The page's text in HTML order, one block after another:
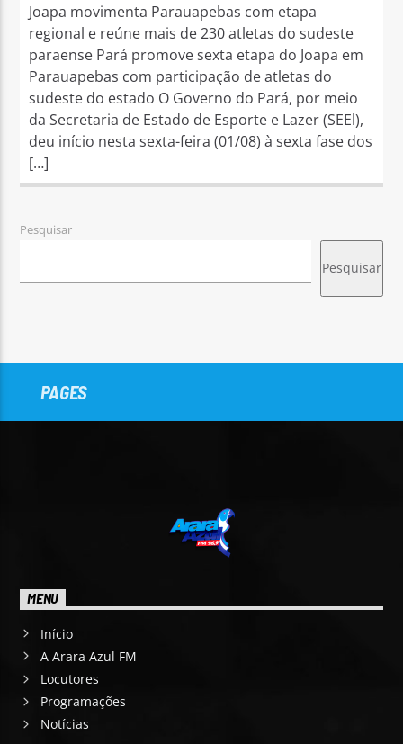
Joapa movimenta Parauapebas com etapa
regional e reúne mais de 230 atletas do sudeste
paraense Pará promove sexta etapa do Joapa em
Parauapebas com participação de atletas do
sudeste do estado O Governo do Pará, por meio
da Secretaria de Estado de Esporte e Lazer (SEEl),
deu início nesta sexta-feira (01/08) à sexta fase dos
[…]
Pesquisar
Pesquisar
PAGES
MENU
Início
A Arara Azul FM
Locutores
Programações
Notícias